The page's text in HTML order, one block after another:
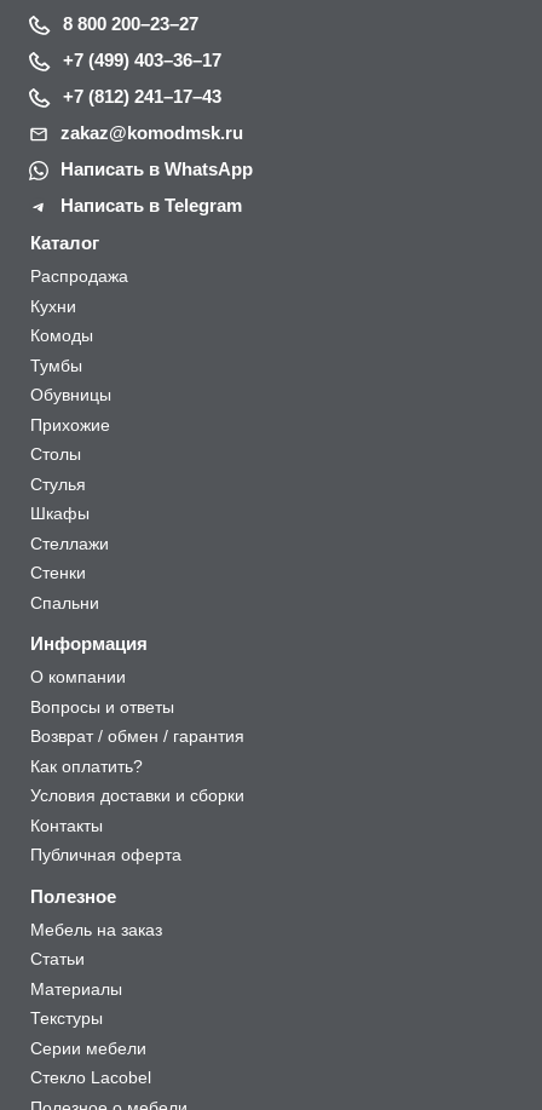
8 800 200–23–27
+7 (499) 403–36–17
+7 (812) 241–17–43
zakaz@komodmsk.ru
Написать в WhatsApp
Написать в Telegram
Каталог
Распродажа
Кухни
Комоды
Тумбы
Обувницы
Прихожие
Столы
Стулья
Шкафы
Стеллажи
Стенки
Спальни
Информация
О компании
Вопросы и ответы
Возврат / обмен / гарантия
Как оплатить?
Условия доставки и сборки
Контакты
Публичная оферта
Полезное
Мебель на заказ
Статьи
Материалы
Текстуры
Серии мебели
Стекло Lacobel